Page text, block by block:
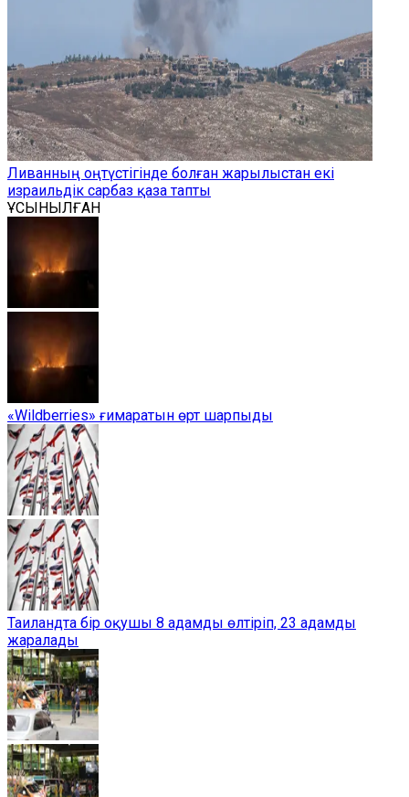
Ливанның оңтүстігінде болған жарылыстан екі
израильдік сарбаз қаза тапты
ҰСЫНЫЛҒАН
«Wildberries» ғимаратын өрт шарпыды
Таиландта бір оқушы 8 адамды өлтіріп, 23 адамды
жаралады